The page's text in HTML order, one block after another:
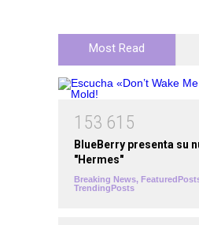
Most Read
1 53 61 5
BlueBerry presenta su
"Hermes"
Breaking News,
TrendingPosts